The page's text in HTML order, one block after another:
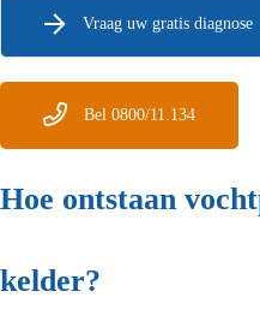
Vraag uw gratis diagnose
Bel 0800/11.134
Hoe ontstaan
kelder?